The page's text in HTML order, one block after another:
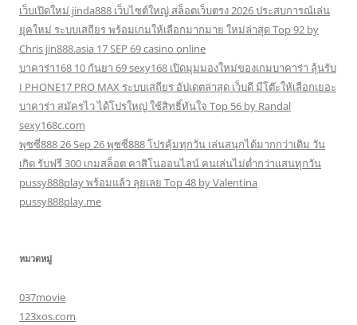
เว็บเปิดใหม่ jinda888 เว็บไซต์ใหญ่ สล็อตเว็บตรง 2026 ประสบการณ์เล่น
ยุคใหม่ ระบบเสถียร พร้อมเกมให้เลือกมากมาย ใหม่ล่าสุด Top 92 by
Chris jin888.asia 17 SEP 69 casino online
บาคาร่า168 10 กันยา 69 sexy168 เปิดมุมมองใหม่ของเกมบาคาร่า ลุ้นรับ
I PHONE17 PRO MAX ระบบเสถียร อัปเดตล่าสุด เว็บดี มีโต๊ะให้เลือกเยอะ
บาคาร่า สมัครไว ได้โปรใหญ่ ใช้สิทธิ์ทันใจ Top 56 by Randal
sexy168c.com
พุซซี่888 26 Sep 26 พุซซี่888 โปรคุ้มทุกวัน เล่นสนุกได้มากกว่าเดิม วัน
เกิด รับฟรี 300 เกมสล็อต คาสิโนออนไลน์ คนเล่นไม่ต่ำกว่าแสนทุกวัน
pussy888play พร้อมแล้ว ลุยเลย Top 48 by Valentina
pussy888play.me
หมวดหมู่
037movie
123xos.com